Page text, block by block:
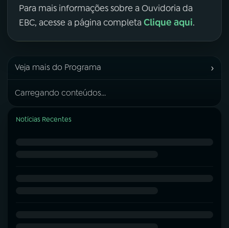
Para mais informações sobre a Ouvidoria da
EBC, acesse a página completa Clique aqui.
Veja mais do Programa ›
Carregando conteúdos...
Notícias Recentes